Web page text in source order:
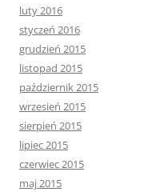
luty 2016
styczeń 2016
grudzień 2015
listopad 2015
październik 2015
wrzesień 2015
sierpień 2015
lipiec 2015
czerwiec 2015
maj 2015